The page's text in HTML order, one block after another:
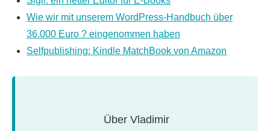
Wie wir mit unserem WordPress-Handbuch über
36.000 Euro ? eingenommen haben
Selfpublishing: Kindle MatchBook von Amazon
Über Vladimir